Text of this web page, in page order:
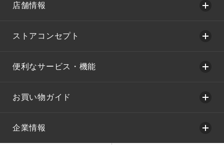
店舗情報
ストアコンセプト
便利なサービス・機能
お買い物ガイド
企業情報